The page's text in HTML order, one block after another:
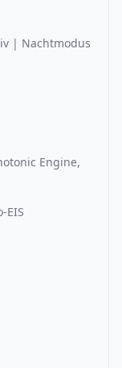
| Nachtmodus
Engine,
EIS